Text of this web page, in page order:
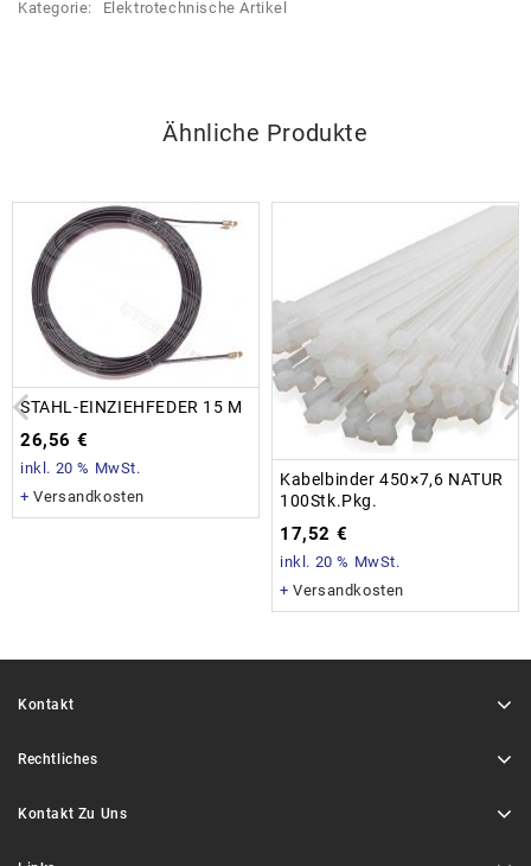
Kategorie:
Elektrotechnische Artikel
Ähnliche Produkte
STAHL-EINZIEHFEDER 15 M
26,56 €
inkl. 20 % MwSt.
+Versandkosten
Kabelbinder 450×7,6 NATUR
100Stk.Pkg.
17,52 €
inkl. 20 % MwSt.
+Versandkosten
Kontakt
Rechtliches
Kontakt Zu Uns